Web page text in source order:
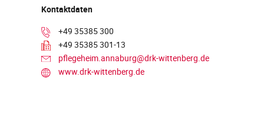
Kontaktdaten
+49 35385 300
+49 35385 301-13
pflegeheim.annaburg@drk-wittenberg.de
www.drk-wittenberg.de